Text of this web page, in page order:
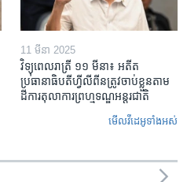
11 មីនា 2025
វិទ្យុពេលរាត្រី ១១ មីនា៖ អតីត​
ប្រធានាធិបតីហ្វីលីពីន​ត្រូវ​ចាប់ខ្លួនតាម
ដីការ​តុលាការ​ព្រហ្មទណ្ឌ​អន្តរជាតិ
មើល​វីដេអូ​ទាំង​អស់